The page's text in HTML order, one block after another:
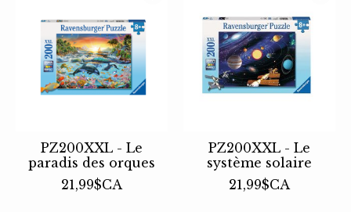
PZ200XXL - Le
paradis des orques
21,99$CA
PZ200XXL - Le
système solaire
21,99$CA